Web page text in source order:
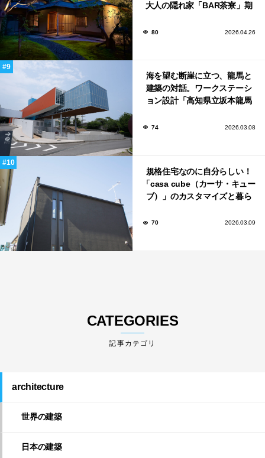
大人の隠れ家「BAR茶寮」期
80 2026.04.26
海を望む断崖に立つ、龍馬と
建築の対話。ワークステーシ
ョン設計「高知県立坂本龍馬
74 2026.03.08
規格住宅なのに自分らしい！
「casa cube（カーサ・キュー
ブ）」のカスタマイズと暮ら
70 2026.03.09
CATEGORIES
architecture
世界の建築
日本の建築